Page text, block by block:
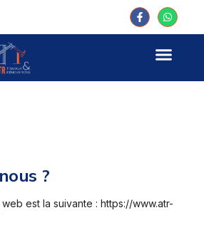
?
est la suivante : https://www.atr-